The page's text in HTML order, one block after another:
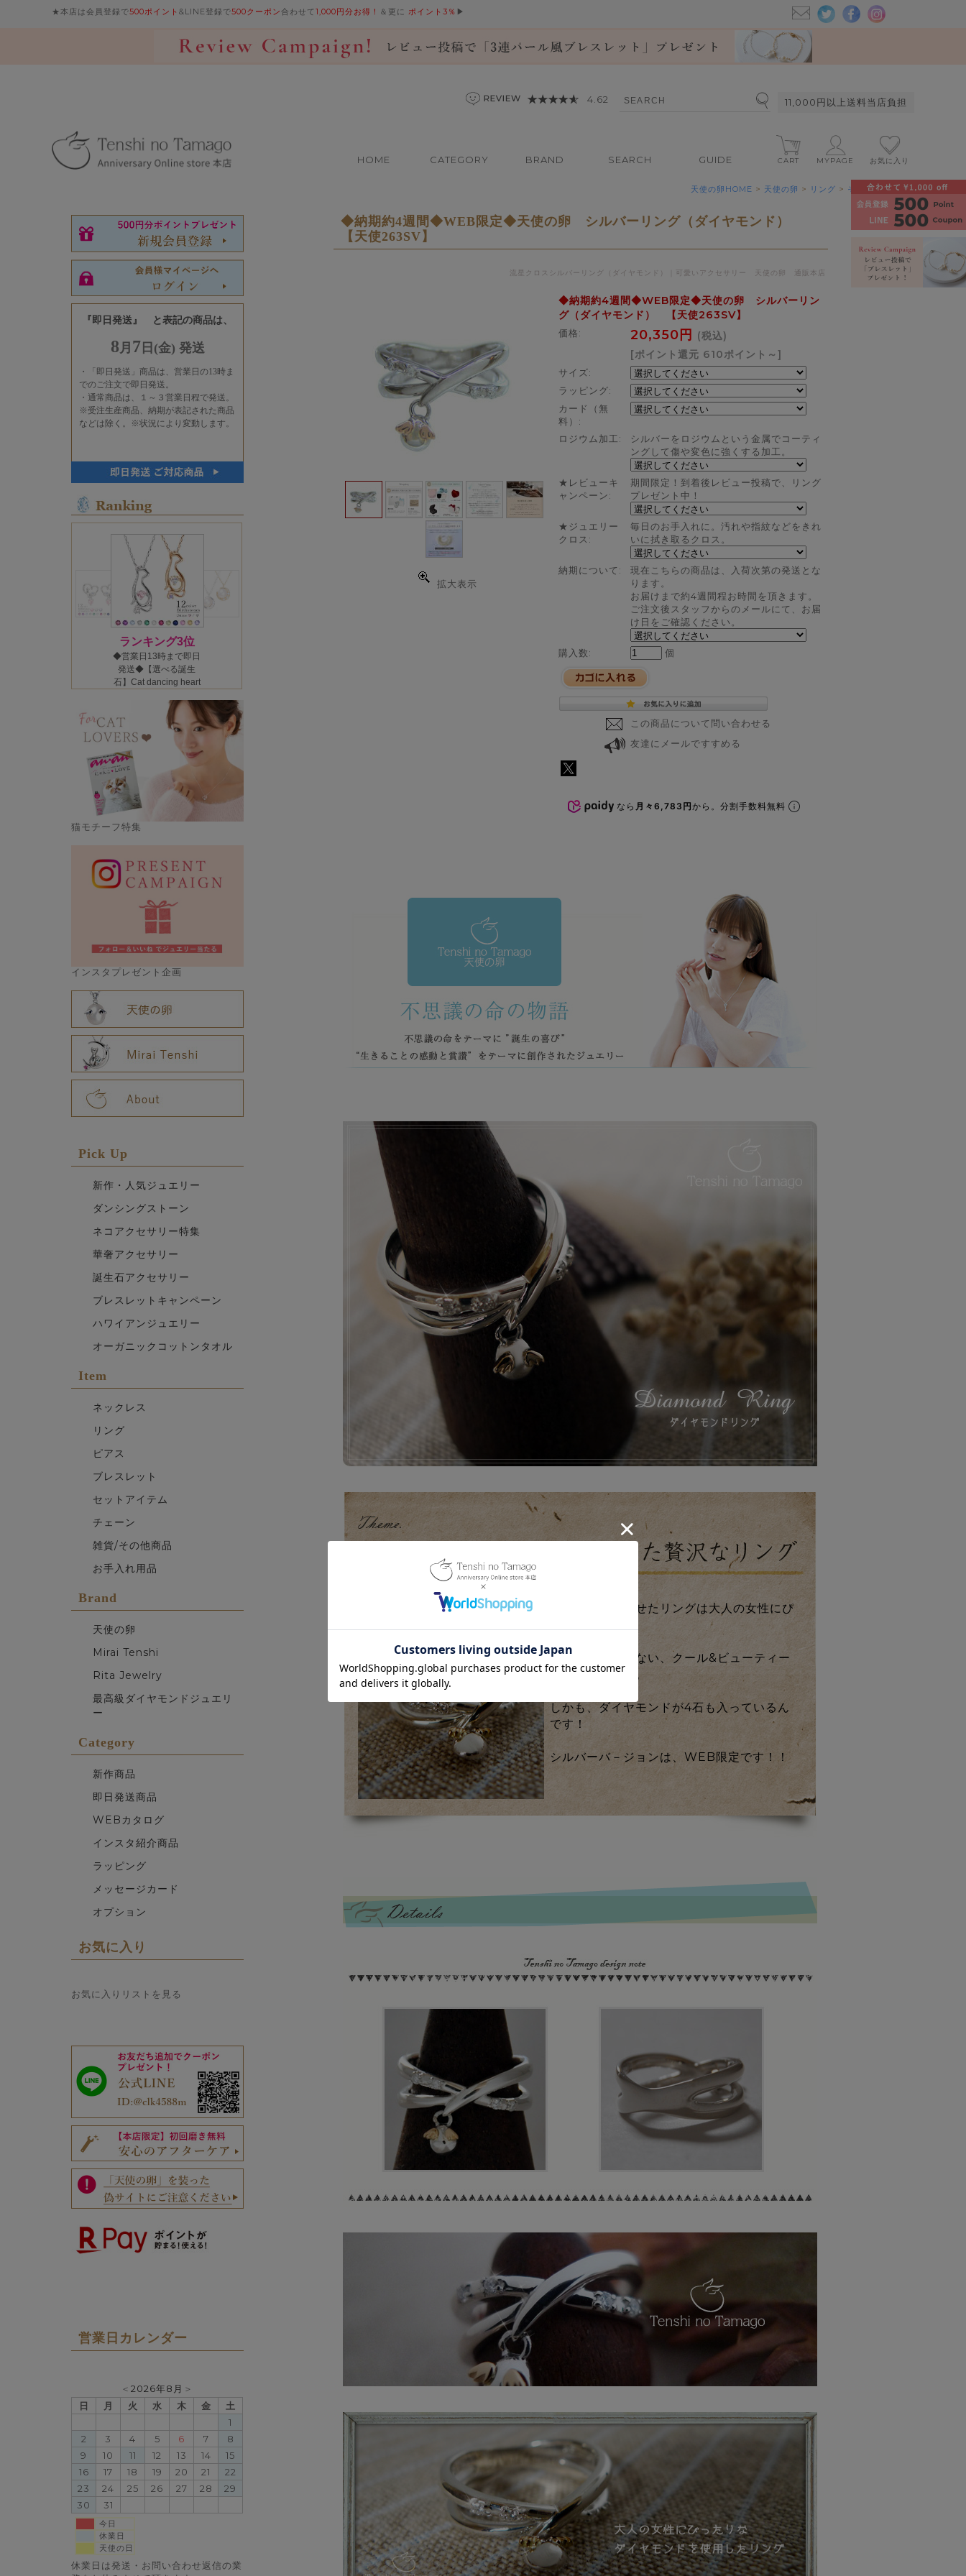
★本店は会員登録で500ポイント &LINE登録で500クーポン合わせて 1,000円分お得！ ＆更に ポイント3％ ▶
4.62 11,000円以上送料当店負担
HOME CATEGORY BRAND SEARCH GUIDE CART MYPAGE お気に入り
猫モチーフ特集
インスタプレゼント企画
Pick Up
新作・人気ジュエリー
ダンシングストーン
ネコアクセサリー特集
華奢アクセサリー
誕生石アクセサリー
ブレスレットキャンペーン
ハワイアンジュエリー
オーガニックコットンタオル
Item
ネックレス
リング
ピアス
ブレスレット
セットアイテム
チェーン
雑貨/その他商品
お手入れ用品
Brand
天使の卵
Mirai Tenshi
Rita Jewelry
最高級ダイヤモンドジュエリ
ー
Category
新作商品
即日発送商品
WEBカタログ
インスタ紹介商品
ラッピング
メッセージカード
オプション
お気に入り
お気に入りリストを見る
営業日カレンダー
＜ 2026年8月 ＞
日
月 火 水 木 金
土
1
2
3 4 5 6 7
8
9
10 11 12 13 14
15
16
17 18 19 20 21
22
23
24 25 26 27 28
29
30
31
今日
休業日
天使の日
休業日は発送・お問い合わせ返信の業
天使の卵HOME > 天使の卵 > リング > その他
◆納期約4週間◆WEB限定◆天使の卵 シルバーリング（ダイヤモンド）
【天使263SV】
流星クロスシルバーリング（ダイヤモンド）｜可愛いアクセサリー 天使の卵 通販本店
拡大表示
◆納期約4週間◆WEB限定◆天使の卵 シルバーリン
グ（ダイヤモンド） 【天使263SV】
価格: 20,350円
(税込)
[ポイント還元 610ポイント～]
サイズ:
ラッピング:
カード（無
料）:
ロジウム加工:
シルバーをロジウムという金属でコーティ
ングして傷や変色に強くする加工。
★レビューキ
ャンペーン:
期間限定！到着後レビュー投稿で、リング
プレゼント中！
★ジュエリー
クロス:
毎日のお手入れに。汚れや指紋などをきれ
いに拭き取るクロス。
納期について:
現在こちらの商品は、入荷次第の発送とな
ります。
お届けまで約4週間程お時間を頂きます。
ご注文後スタッフからのメールにて、お届
け日をご確認ください。
購入数: 個
この商品について問い合わせる
友達にメールですすめる
なら 月々6,783円から。分割手数料無料
大胆にクロスさせたリングは大人の女性にぴ
可愛いだけじゃない、クール&ビューティー
な「天使の卵」。
しかも、ダイヤモンドが4石も入っているん
です！
シルバーバ－ジョンは、WEB限定です！！